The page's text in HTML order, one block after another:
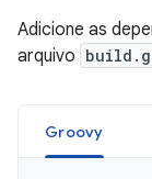
Adicione as
arquivo
Groovy